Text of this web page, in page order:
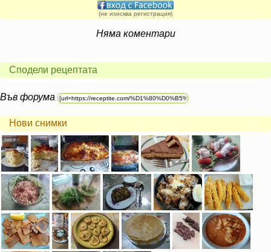
(не изисква регистрация)
Няма коментари
Сподели рецептата
Във форума
Нови снимки